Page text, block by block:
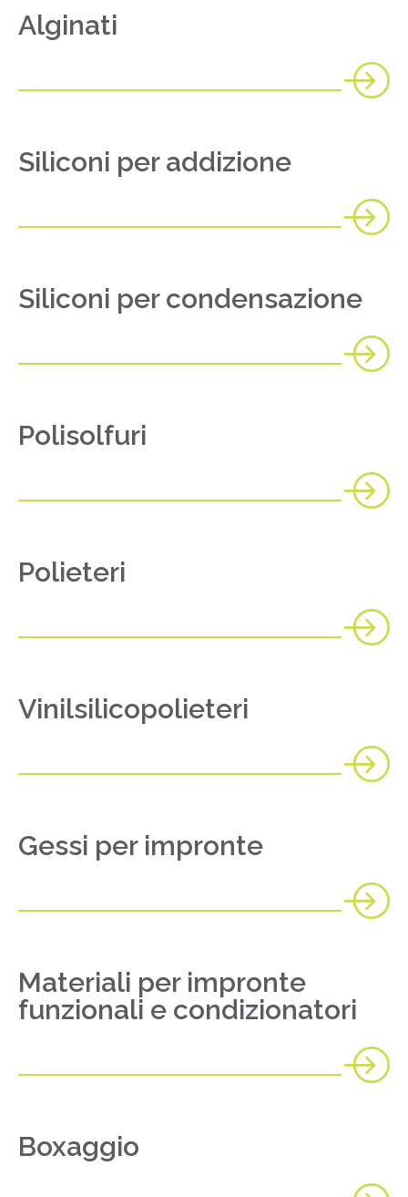
Alginati
Siliconi per addizione
Siliconi per condensazione
Polisolfuri
Polieteri
Vinilsilicopolieteri
Gessi per impronte
Materiali per impronte
funzionali e condizionatori
Boxaggio